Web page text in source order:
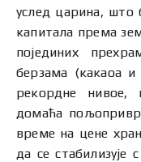
услед царина, што
капитала према
појединих
берзама (какаоа и
рекордне нивое,
домаћа
време на цене
да се